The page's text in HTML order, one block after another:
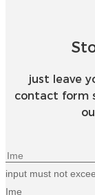
just leave
contact form
input must not
Ime